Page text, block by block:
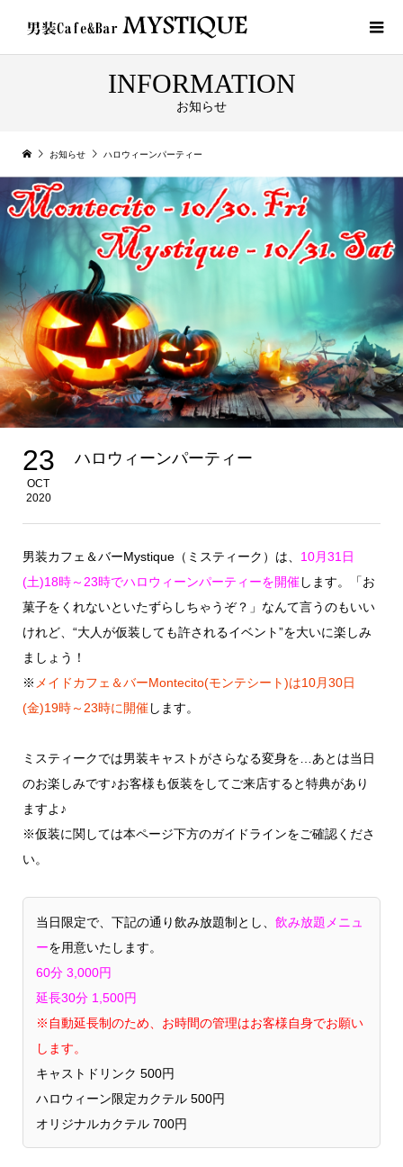
INFORMATION
お知らせ
お知らせ ハロウィーンパーティー
23
OCT
2020
ハロウィーンパーティー
男装カフェ＆バーMystique（ミスティーク）は、 10月31日
(土)18時～23時でハロウィーンパーティーを開催します。「お
菓子をくれないといたずらしちゃうぞ？」なんて言うのもいい
けれど、“大人が仮装しても許されるイベント”を大いに楽しみ
ましょう！
※ メイドカフェ＆バーMontecito(モンテシート)は10月30日
(金)19時～23時に開催します。
ミスティークでは男装キャストがさらなる変身を…あとは当日
のお楽しみです♪お客様も仮装をしてご来店すると特典があり
ますよ♪
※仮装に関しては本ページ下方のガイドラインをご確認くださ
い。
当日限定で、下記の通り飲み放題制とし、 飲み放題メニュ
ーを用意いたします。
60分 3,000円
延長30分 1,500円
※自動延長制のため、お時間の管理はお客様自身でお願い
します。
キャストドリンク 500円
ハロウィーン限定カクテル 500円
オリジナルカクテル 700円